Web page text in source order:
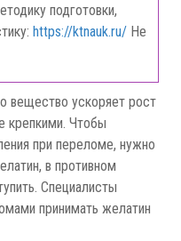
подготовки,
https://ktnauk.ru/ Не
вещество ускоряет рост
крепкими. Чтобы
при переломе, нужно
в противном
Специалисты
принимать желатин